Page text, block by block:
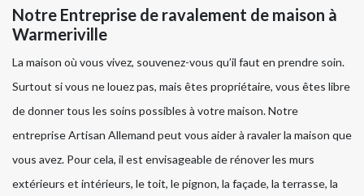
Notre Entreprise de ravalement de maison à
Warmeriville
La maison où vous vivez, souvenez-vous qu’il faut en prendre soin.
Surtout si vous ne louez pas, mais êtes propriétaire, vous êtes libre
de donner tous les soins possibles à votre maison. Notre
entreprise Artisan Allemand peut vous aider à ravaler la maison que
vous avez. Pour cela, il est envisageable de rénover les murs
extérieurs et intérieurs, le toit, le pignon, la façade, la terrasse, la